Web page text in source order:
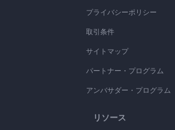
プライバシーポリシー
取引条件
サイトマップ
パートナー・プログラム
アンバサダー・プログラム
リソース